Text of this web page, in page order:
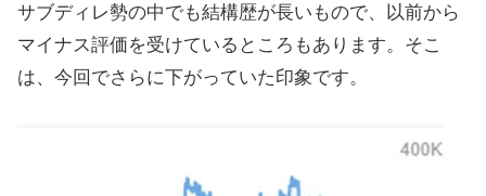
サブディレ勢の中でも結構歴が長いもので、以前から
マイナス評価を受けているところもあります。そこ
は、今回でさらに下がっていた印象です。